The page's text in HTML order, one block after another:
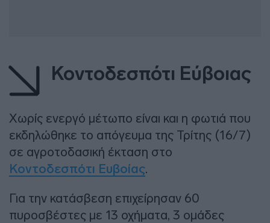
Κοντοδεσπότι Εύβοιας
Χωρίς ενεργό μέτωπο είναι και η φωτιά που
εκδηλώθηκε το απόγευμα της Τρίτης (16/7)
σε αγροτοδασική έκταση στο
Κοντοδεσπότι Ευβοίας.
Για την κατάσβεση επιχείρησαν 60
πυροσβέστες με 13 οχήματα, 3 ομάδες